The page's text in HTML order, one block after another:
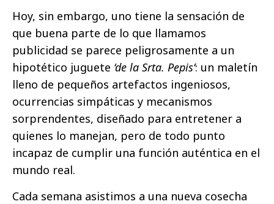
Hoy, sin embargo, uno tiene la sensación de
que buena parte de lo que llamamos
publicidad se parece peligrosamente a un
hipotético juguete ‘de la Srta. Pepis’: un maletín
lleno de pequeños artefactos ingeniosos,
ocurrencias simpáticas y mecanismos
sorprendentes, diseñado para entretener a
quienes lo manejan, pero de todo punto
incapaz de cumplir una función auténtica en el
mundo real.
Cada semana asistimos a una nueva cosecha